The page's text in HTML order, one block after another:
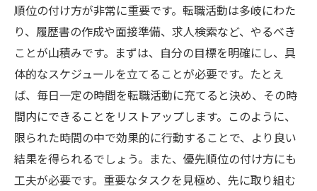
順位の付け方が非常に重要です。転職活動は多岐にわた
り、履歴書の作成や面接準備、求人検索など、やるべき
ことが山積みです。まずは、自分の目標を明確にし、具
体的なスケジュールを立てることが必要です。たとえ
ば、毎日一定の時間を転職活動に充てると決め、その時
間内にできることをリストアップします。このように、
限られた時間の中で効果的に行動することで、より良い
結果を得られるでしょう。また、優先順位の付け方にも
工夫が必要です。重要なタスクを見極め、先に取り組む